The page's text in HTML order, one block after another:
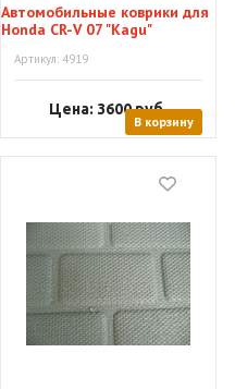
Автомобильные коврики для
Honda CR-V 07 "Kagu"
Артикул: 4919
Цена: 3600руб.
В корзину